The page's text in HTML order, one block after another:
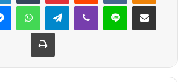
MessengerWhatsAppTelegramViber Line E-Posta ile
Yazdır